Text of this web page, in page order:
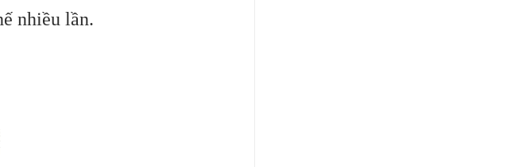
nhiều lần.